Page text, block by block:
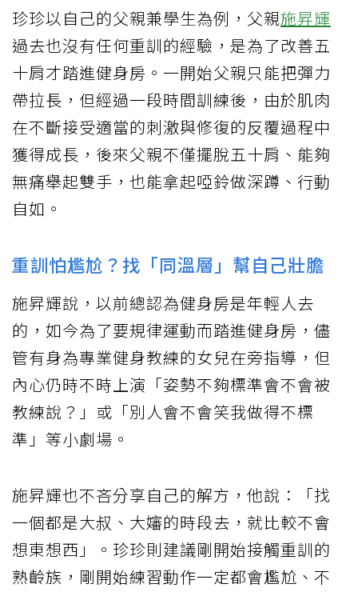
珍珍以自己的父親兼學生為例，父親施昇輝
過去也沒有任何重訓的經驗，是為了改善五
十肩才踏進健身房。一開始父親只能把彈力
帶拉長，但經過一段時間訓練後，由於肌肉
在不斷接受適當的刺激與修復的反覆過程中
獲得成長，後來父親不僅擺脫五十肩、能夠
無痛舉起雙手，也能拿起啞鈴做深蹲、行動
自如。
重訓怕尷尬？找「同溫層」幫自己壯膽
施昇輝說，以前總認為健身房是年輕人去
的，如今為了要規律運動而踏進健身房，儘
管有身為專業健身教練的女兒在旁指導，但
內心仍時不時上演「姿勢不夠標準會不會被
教練說？」或「別人會不會笑我做得不標
準」等小劇場。
施昇輝也不吝分享自己的解方，他說：「找
一個都是大叔、大嬸的時段去，就比較不會
想東想西」。珍珍則建議剛開始接觸重訓的
熟齡族，剛開始練習動作一定都會尷尬、不